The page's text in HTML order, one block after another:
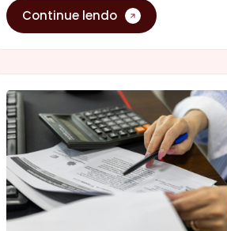
Continue lendo